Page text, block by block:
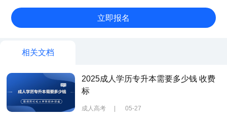
相关文档
2025成人学历专升本需要多少钱 收费
标
成人高考 | 05-27